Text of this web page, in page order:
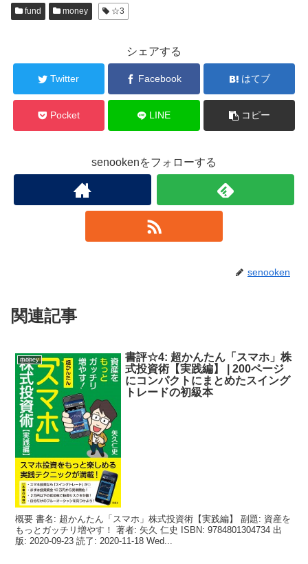
fund money ☆3
シェアする
Twitter Facebook はてブ
Pocket LINE コピー
senookenをフォローする
senooken
関連記事
money
書評☆4: 超かんたん「スマホ」株
式投資術【実践編】 | 200ページ
にコンパクトにまとめたスイング
トレードの初級本
概要 書名: 超かんたん「スマホ」株式投資術【実践編】 副題: 資産を
もっとガッチリ増やす！ 著者: 矢久 仁史 ISBN: 9784801304734 出
版: 2020-09-23 読了: 2020-11-18 Wed...